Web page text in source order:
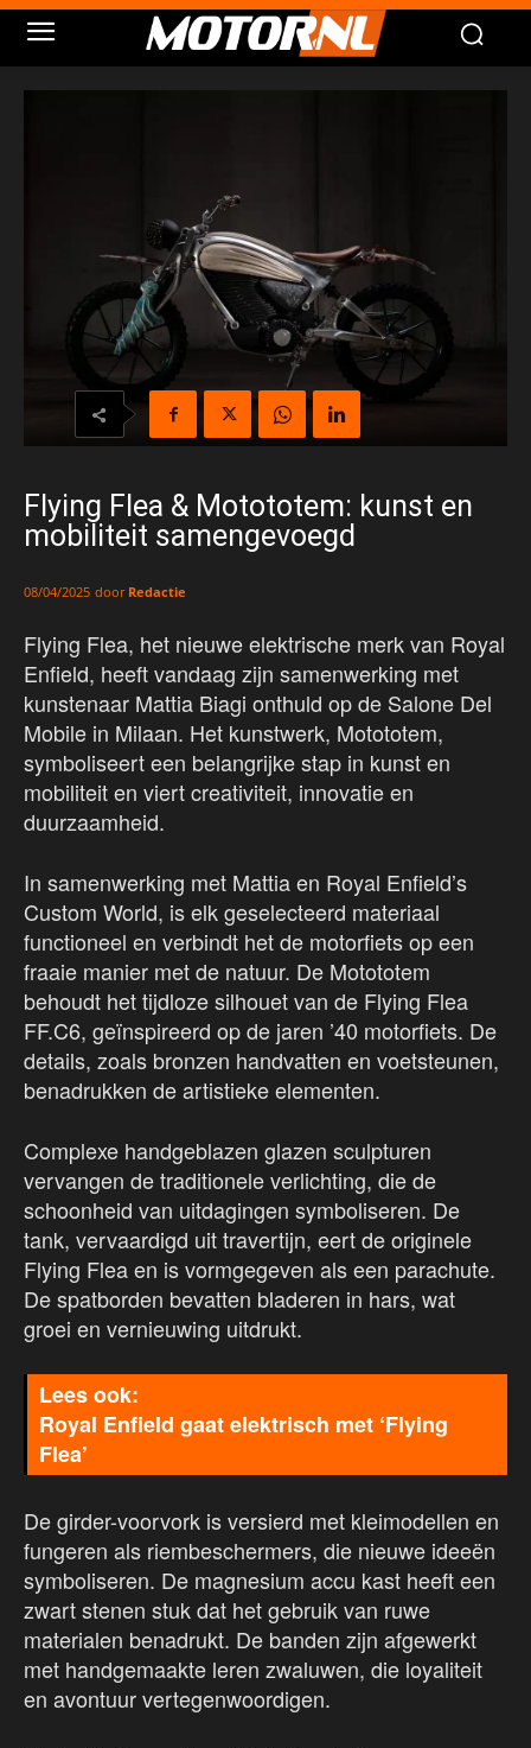
Flying Flea & Motototem: kunst en
mobiliteit samengevoegd
08/04/2025 door Redactie
Flying Flea, het nieuwe elektrische merk van Royal
Enfield, heeft vandaag zijn samenwerking met
kunstenaar Mattia Biagi onthuld op de Salone Del
Mobile in Milaan. Het kunstwerk, Motototem,
symboliseert een belangrijke stap in kunst en
mobiliteit en viert creativiteit, innovatie en
duurzaamheid.
In samenwerking met Mattia en Royal Enfield’s
Custom World, is elk geselecteerd materiaal
functioneel en verbindt het de motorfiets op een
fraaie manier met de natuur. De Motototem
behoudt het tijdloze silhouet van de Flying Flea
FF.C6, geïnspireerd op de jaren ’40 motorfiets. De
details, zoals bronzen handvatten en voetsteunen,
benadrukken de artistieke elementen.
Complexe handgeblazen glazen sculpturen
vervangen de traditionele verlichting, die de
schoonheid van uitdagingen symboliseren. De
tank, vervaardigd uit travertijn, eert de originele
Flying Flea en is vormgegeven als een parachute.
De spatborden bevatten bladeren in hars, wat
groei en vernieuwing uitdrukt.
Royal Enfield gaat elektrisch met ‘Flying
Flea’
De girder-voorvork is versierd met kleimodellen en
fungeren als riembeschermers, die nieuwe ideeën
symboliseren. De magnesium accu kast heeft een
zwart stenen stuk dat het gebruik van ruwe
materialen benadrukt. De banden zijn afgewerkt
met handgemaakte leren zwaluwen, die loyaliteit
en avontuur vertegenwoordigen.